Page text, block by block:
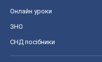
Онлайн уроки
ЗНО
СНД посібники